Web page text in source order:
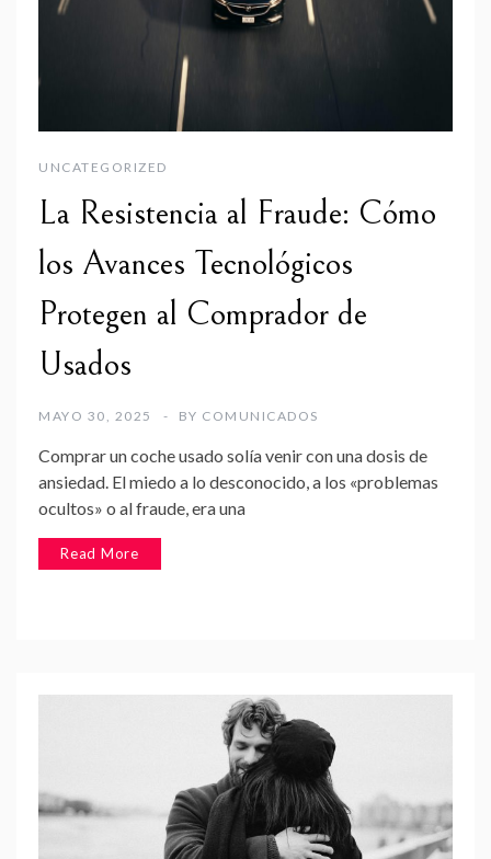
UNCATEGORIZED
La Resistencia al Fraude: Cómo
los Avances Tecnológicos
Protegen al Comprador de
Usados
MAYO 30, 2025 BY COMUNICADOS
Comprar un coche usado solía venir con una dosis de
ansiedad. El miedo a lo desconocido, a los «problemas
ocultos» o al fraude, era una
Read More